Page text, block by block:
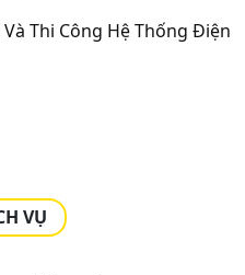
Thi Công Hệ Thống Điện
VỤ